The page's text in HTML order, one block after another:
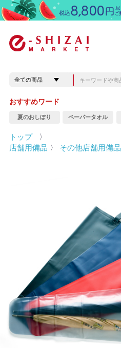
おすすめワード
夏のおしぼり ペーパータオル
トップ
〉
店舗用備品 〉 その他店舗用備品